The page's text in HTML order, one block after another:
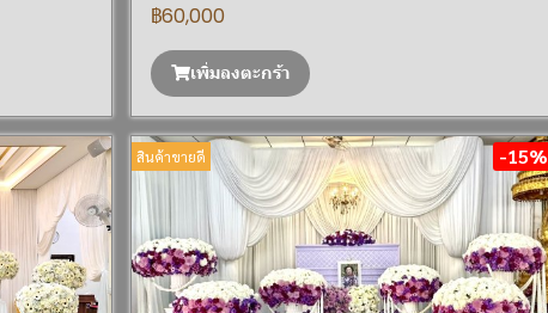
฿60,000
เพิ่มลงตะกร้า
สินค้าขายดี -15%